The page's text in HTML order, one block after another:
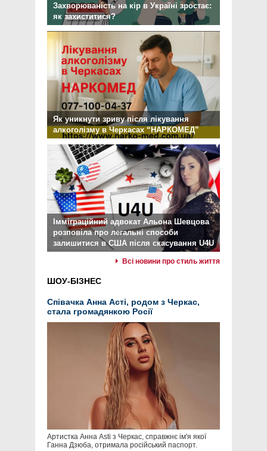
Захворюваність на кір в Україні зростає:
як захиститися?
Як уникнути зриву після лікування
алкоголізму в Черкасах “НАРКОМЕД”
Імміграційний адвокат Альона Шевцова
розповіла про легальні способи
залишитися в США після скасування U4U
Всі новини про стиль життя
ШОУ-БІЗНЕС
Співачка Анна Асті, родом з Черкас,
стала громадянкою Росії
Артистка Анна Asti з Черкас, справжнє ім'я якої
Ганна Дзюба, отримала російський паспорт.